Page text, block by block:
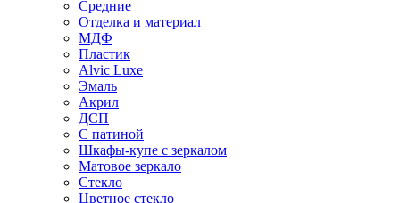
Средние
Отделка и материал
МДФ
Пластик
Alvic Luxe
Эмаль
Акрил
ДСП
С патиной
Шкафы-купе с зеркалом
Матовое зеркало
Стекло
Цветное стекло